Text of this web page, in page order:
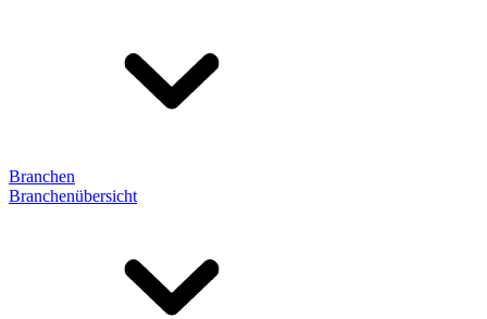
Branchen
Branchenübersicht